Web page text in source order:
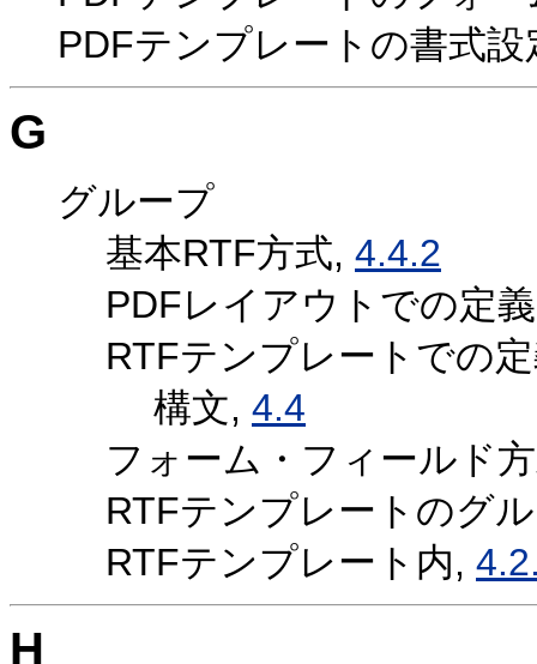
PDFテンプレートの書式
G
グループ
基本RTF方式, 4.4.2
PDFレイアウトでの定
RTFテンプレートでの
構文, 4.4
フォーム・フィールド
RTFテンプレートのグ
RTFテンプレート内,
H